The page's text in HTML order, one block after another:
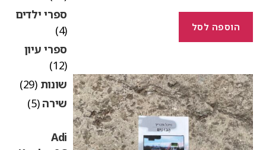
הוספה לסל
ספרי ילדים
ספרי עיון
שונות(29)
שירה(5)
Adi